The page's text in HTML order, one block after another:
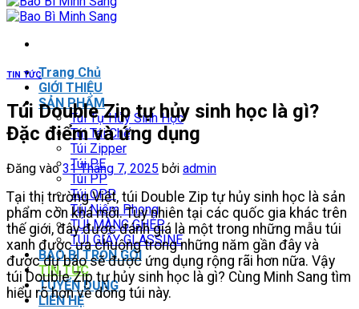
Trang Chủ
GIỚI THIỆU
SẢN PHẨM
Túi Tự Hủy Sinh Học
Túi Tái Chế
Túi Zipper
Túi PE
Túi PP
Túi OPP
Túi Niêm Phong
TÚI MÀNG GHÉP
TÚI GIẤY GLASSINE
BAO BÌ TRỌN GÓI
TIN TỨC
TUYỂN DỤNG
LIÊN HỆ
TIN TỨC
Túi Double Zip tự hủy sinh học là gì?
Đặc điểm và ứng dụng
Đăng vào31 Tháng 7, 2025 bởi admin
Tại thị trường Việt, túi Double Zip tự hủy sinh học là sản
phẩm còn khá mới. Tuy nhiên tại các quốc gia khác trên
thế giới, đây được đánh giá là một trong những mẫu túi
xanh được ưa chuộng trong những năm gần đây và
được dự báo sẽ được ứng dụng rộng rãi hơn nữa. Vậy
túi Double Zip tự hủy sinh học là gì? Cùng Minh Sang tìm
hiểu rõ hơn về dòng túi này.